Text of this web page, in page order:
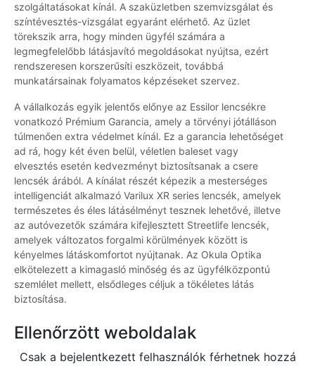
szolgáltatásokat kínál. A szaküzletben szemvizsgálat és
színtévesztés-vizsgálat egyaránt elérhető. Az üzlet
törekszik arra, hogy minden ügyfél számára a
legmegfelelőbb látásjavító megoldásokat nyújtsa, ezért
rendszeresen korszerűsíti eszközeit, továbbá
munkatársainak folyamatos képzéseket szervez.
A vállalkozás egyik jelentős előnye az Essilor lencsékre
vonatkozó Prémium Garancia, amely a törvényi jótálláson
túlmenően extra védelmet kínál. Ez a garancia lehetőséget
ad rá, hogy két éven belül, véletlen baleset vagy
elvesztés esetén kedvezményt biztosítsanak a csere
lencsék árából. A kínálat részét képezik a mesterséges
intelligenciát alkalmazó Varilux XR series lencsék, amelyek
természetes és éles látásélményt tesznek lehetővé, illetve
az autóvezetők számára kifejlesztett Streetlife lencsék,
amelyek változatos forgalmi körülmények között is
kényelmes látáskomfortot nyújtanak. Az Okula Optika
elkötelezett a kimagasló minőség és az ügyfélközpontú
szemlélet mellett, elsődleges céljuk a tökéletes látás
biztosítása.
Ellenőrzött weboldalak
Csak a bejelentkezett felhasználók férhetnek hozzá